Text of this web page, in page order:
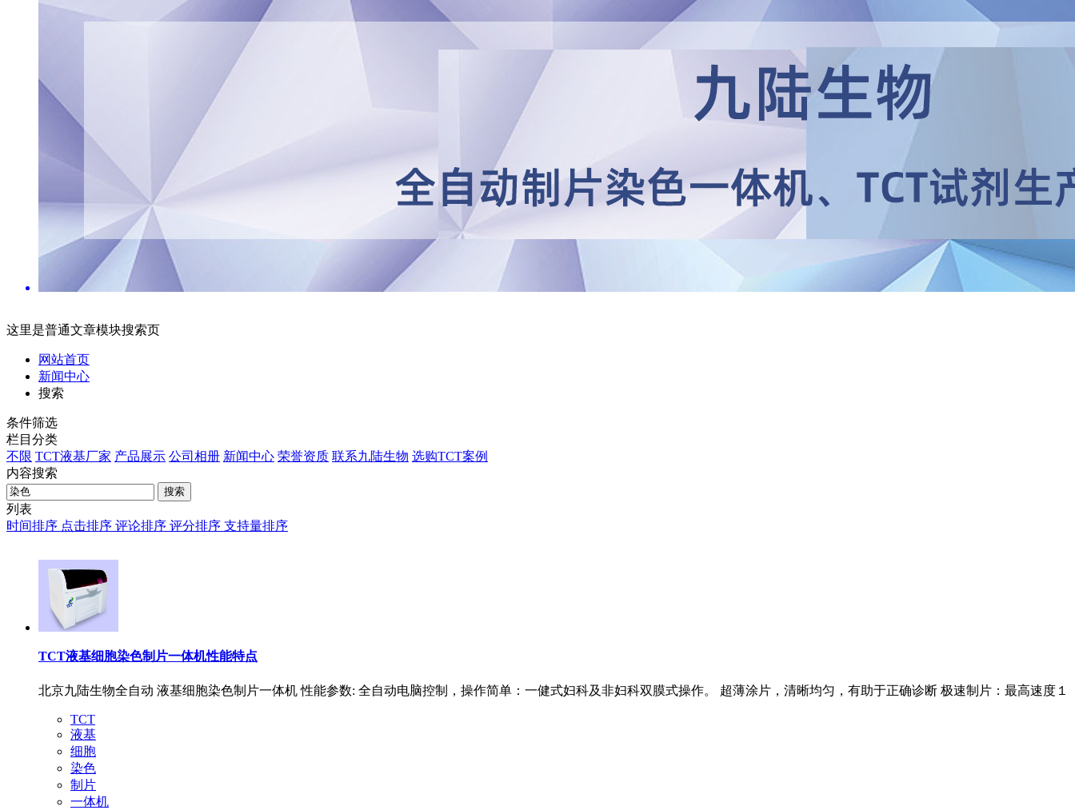
这里是普通文章模块搜索页
网站首页
新闻中心
搜索
条件筛选
栏目分类
不限 TCT液基厂家 产品展示 公司相册 新闻中心 荣誉资质 联系九陆生物 选购TCT案例
内容搜索
搜索
列表
时间排序 点击排序 评论排序 评分排序 支持量排序
TCT液基细胞染色制片一体机性能特点
北京九陆生物全自动 液基细胞染色制片一体机 性能参数: 全自动电脑控制，操作简单：一健式妇科及非妇科双膜式操作。 超薄涂片，清晰均匀，有助于正确诊断 极速制片：最高速度１
TCT
液基
细胞
染色
制片
一体机